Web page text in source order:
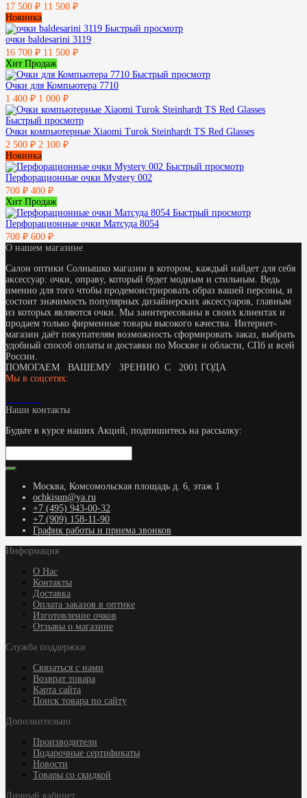
17 500 ₽ 11 500 ₽
Новинка
Быстрый просмотр
очки baldesarini 3119
16 700 ₽ 11 500 ₽
Хит Продаж
Быстрый просмотр
Очки для Компьютера 7710
1 400 ₽ 1 000 ₽
Быстрый просмотр
Очки компьютерные Xiaomi Turok Steinhardt TS Red Glasses
2 500 ₽ 2 100 ₽
Новинка
Быстрый просмотр
Перфорационные очки Mystery 002
700 ₽ 400 ₽
Хит Продаж
Быстрый просмотр
Перфорационные очки Матсуда 8054
700 ₽ 600 ₽
О нашем магазине
Салон оптики Солнышко магазин в котором, каждый найдет для себя
аксессуар: очки, оправу, который будет модным и стильным. Ведь
именно для того чтобы продемонстрировать образ вашей персоны, и
состоит значимость популярных дизайнерских аксессуаров, главным
из которых являются очки. Мы заинтересованы в своих клиентах и
продаем только фирменные товары высокого качества. Интернет-
магазин даёт покупателям возможность сформировать заказ, выбрать
удобный способ оплаты и доставки по Москве и области, СПб и всей
России.
ПОМОГАЕМ ВАШЕМУ ЗРЕНИЮ С 2001 ГОДА
Мы в соцсетях:
Наши контакты
Будьте в курсе наших Акций, подпишитесь на рассылку:
Москва, Комсомольская площадь д. 6, этаж 1
ochkisun@ya.ru
+7 (495) 943-00-32
+7 (909) 158-11-90
График работы и приема звонков
Информация
О Нас
Контакты
Доставка
Оплата заказов в оптике
Изготовление очков
Отзывы о магазине
Служба поддержки
Связаться с нами
Возврат товара
Карта сайта
Поиск товара по сайту
Дополнительно
Производители
Подарочные сертификаты
Новости
Товары со скидкой
Личный кабинет